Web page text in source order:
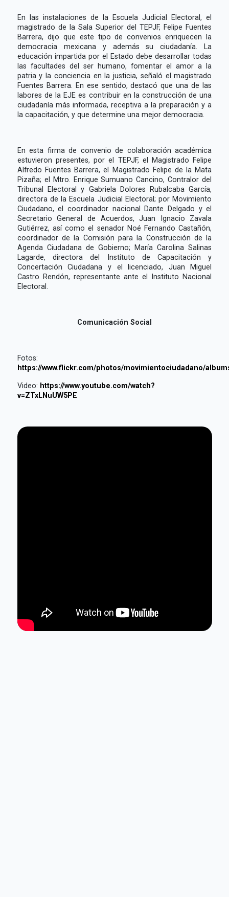
En las instalaciones de la Escuela Judicial Electoral, el
magistrado de la Sala Superior del TEPJF, Felipe Fuentes
Barrera, dijo que este tipo de convenios enriquecen la
democracia mexicana y además su ciudadanía. La
educación impartida por el Estado debe desarrollar todas
las facultades del ser humano, fomentar el amor a la
patria y la conciencia en la justicia, señaló el magistrado
Fuentes Barrera. En ese sentido, destacó que una de las
labores de la EJE es contribuir en la construcción de una
ciudadanía más informada, receptiva a la preparación y a
la capacitación, y que determine una mejor democracia.
En esta firma de convenio de colaboración académica
estuvieron presentes, por el TEPJF, el Magistrado Felipe
Alfredo Fuentes Barrera, el Magistrado Felipe de la Mata
Pizaña; el Mtro. Enrique Sumuano Cancino, Contralor del
Tribunal Electoral y Gabriela Dolores Rubalcaba García,
directora de la Escuela Judicial Electoral; por Movimiento
Ciudadano, el coordinador nacional Dante Delgado y el
Secretario General de Acuerdos, Juan Ignacio Zavala
Gutiérrez, así como el senador Noé Fernando Castañón,
coordinador de la Comisión para la Construcción de la
Agenda Ciudadana de Gobierno; María Carolina Salinas
Lagarde, directora del Instituto de Capacitación y
Concertación Ciudadana y el licenciado, Juan Miguel
Castro Rendón, representante ante el Instituto Nacional
Electoral.
Comunicación Social
Fotos:
https://www.flickr.com/photos/movimientociudadano/
Video: https://www.youtube.com/watch?
v=ZTxLNuUW5PE